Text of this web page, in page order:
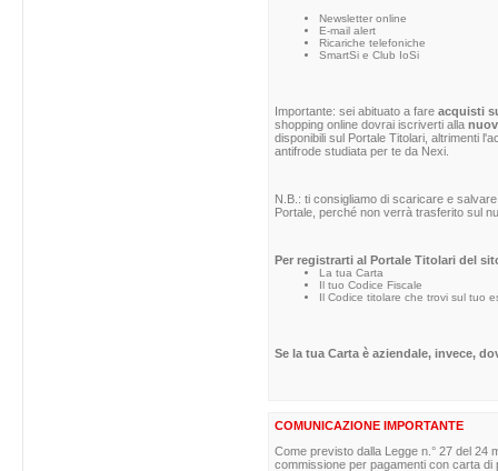
Newsletter online
E-mail alert
Ricariche telefoniche
SmartSi e Club IoSi
Importante: sei abituato a fare acquisti
shopping online dovrai iscriverti alla
disponibili sul Portale Titolari, altrimenti
antifrode studiata per te da Nexi.
N.B.: ti consigliamo di scaricare e
Portale, perché non verrà trasferito sul
Per registrarti al Portale Titolari del
La tua Carta
Il tuo Codice Fiscale
Il Codice titolare che trovi sul tuo
Se la tua Carta è aziendale, invece,
COMUNICAZIONE IMPORTANTE
Come previsto dalla Legge n.° 27 del 24
commissione per pagamenti con carta